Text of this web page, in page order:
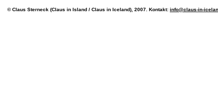
© Claus Sterneck (Claus in Island / Claus in Iceland), 2007. Kontakt: info@claus-in-